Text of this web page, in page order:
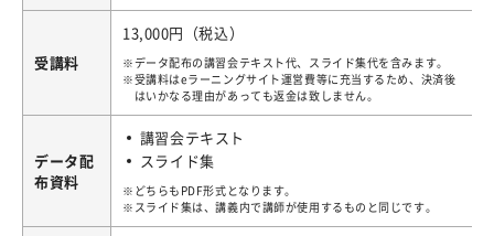
受講料
13,000円（税込）
データ配布の講習会テキスト代、スライド集代を含みます。
受講料はeラーニングサイト運営費等に充当するため、決済後
はいかなる理由があっても返金は致しません。
データ配
布資料
講習会テキスト
スライド集
どちらもPDF形式となります。
スライド集は、講義内で講師が使用するものと同じです。